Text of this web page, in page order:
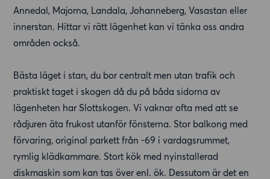
Annedal, Majorna, Landala, Johanneberg, Vasastan eller
innerstan. Hittar vi rätt lägenhet kan vi tänka oss andra
områden också.
Bästa läget i stan, du bor centralt men utan trafik och
praktiskt taget i skogen då du på båda sidorna av
lägenheten har Slottskogen. Vi vaknar ofta med att se
rådjuren äta frukost utanför fönsterna. Stor balkong med
förvaring, original parkett från -69 i vardagsrummet,
rymlig klädkammare. Stort kök med nyinstallerad
diskmaskin som kan tas över enl. ök. Dessutom är det en